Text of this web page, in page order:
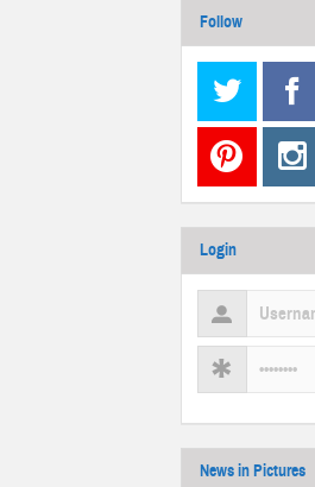
Follow
Login
News in Pictures